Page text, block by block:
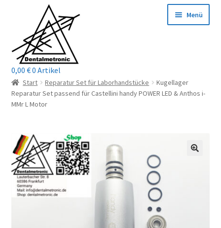
Navigation
springen
springen
Menü
Home
Shop
Kontakt
Reparaturservice
0,00 €0 Artikel
Start Reparatur Set für Laborhandstücke
Kugellager
Reparatur Set passend für Castellini handy POWER LED & Anthos i-
MMr L Motor